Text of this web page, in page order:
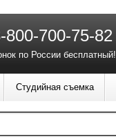
800-700-75-82
по России бесплатный!
Студийная съемка